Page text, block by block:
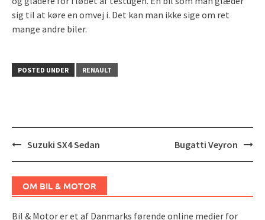
sig til at køre en omvej i. Det kan man ikke sige om ret
mange andre biler.
POSTED UNDER RENAULT
PostSuzuki SX4 Sedan Bugatti Veyron
OM BIL & MOTOR
Bil & Motor er et af Danmarks førende online medier for